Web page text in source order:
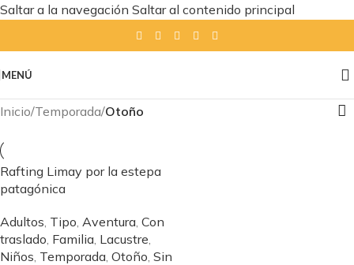
Saltar a la navegación Saltar al contenido principal
MENÚ
Inicio/Temporada/Otoño
Rafting Limay por la estepa
patagónica
Adultos, Tipo, Aventura, Con
traslado, Familia, Lacustre,
Niños, Temporada, Otoño, Sin